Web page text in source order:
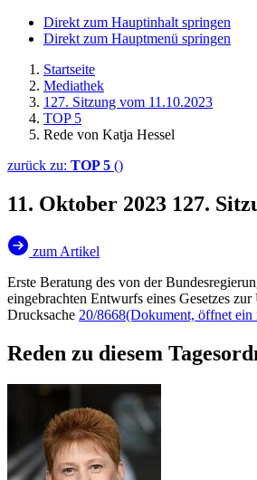
Direkt zum Hauptinhalt springen
Direkt zum Hauptmenü springen
Startseite
Mediathek
127. Sitzung vom 11.10.2023
TOP 5
Rede von Katja Hessel
zurück zu: TOP 5 ()
11. Oktober 2023 127.
zum Artikel
Erste Beratung des von der
eingebrachten Entwurfs eines Gesetzes
Drucksache 20/8668(Dokument, öffnet ein
Reden zu diesem